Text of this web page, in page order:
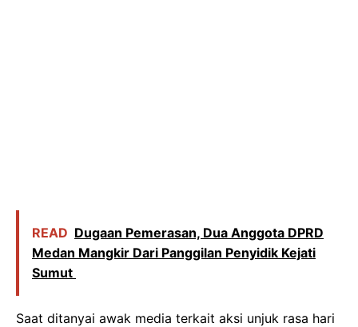
READ Dugaan Pemerasan, Dua Anggota DPRD
Medan Mangkir Dari Panggilan Penyidik Kejati
Sumut
Saat ditanyai awak media terkait aksi unjuk rasa hari